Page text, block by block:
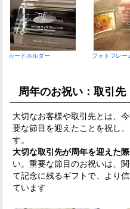
カードホルダー フォトフレー
周年のお祝い：取引先
大切なお客様や取引先とは、
要な節目を迎えたことを祝し
す。
大切な取引先が周年を迎えた際
い。重要な節目のお祝いは、
て記念に残るギフトで、より
ています